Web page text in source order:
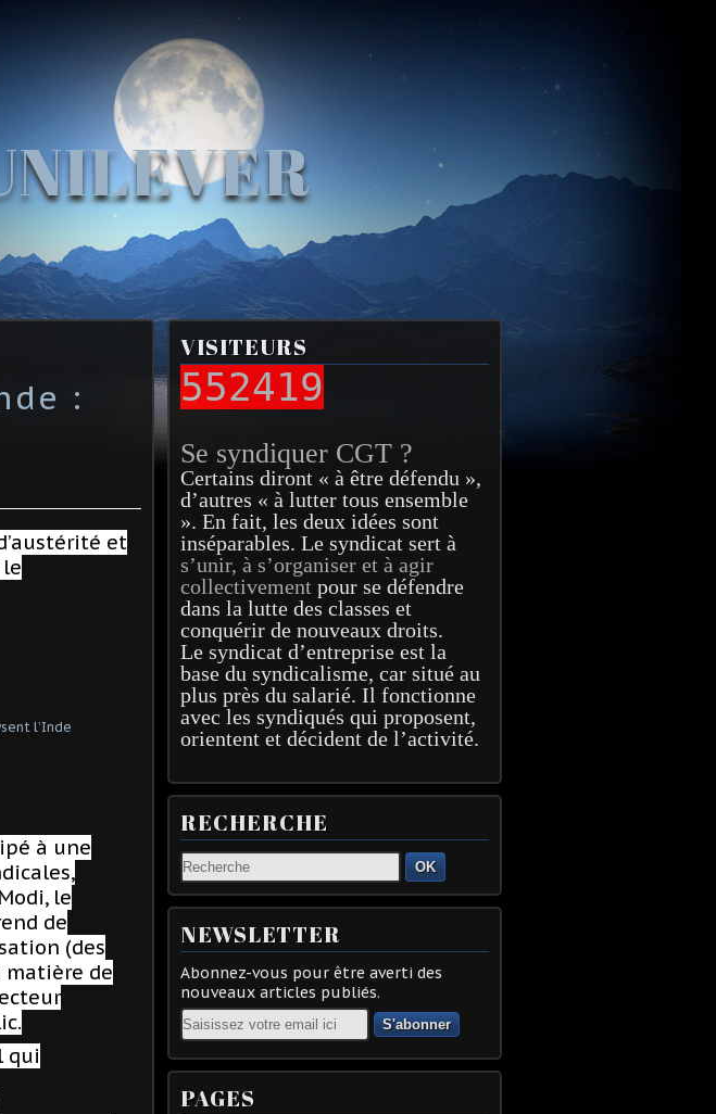
:
et
à une
le
de
(des
de
qui
VISITEURS
552419
Se syndiquer CGT ?
Certains diront « à être défendu »,
d’autres « à lutter tous ensemble
». En fait, les deux idées sont
inséparables. Le syndicat sert à
s’unir, à s’organiser et à agir
collectivement pour se défendre
dans la lutte des classes et
conquérir de nouveaux droits.
Le syndicat d’entreprise est la
base du syndicalisme, car situé au
plus près du salarié. Il fonctionne
avec les syndiqués qui proposent,
orientent et décident de l’activité.
RECHERCHE
OK
NEWSLETTER
Abonnez-vous pour être averti des
nouveaux articles publiés.
Email
PAGES